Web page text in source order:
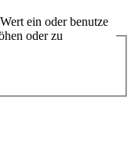
ein oder benutze
oder zu